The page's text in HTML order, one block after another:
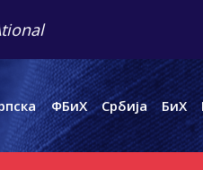
ФБиХ Србија БиХ